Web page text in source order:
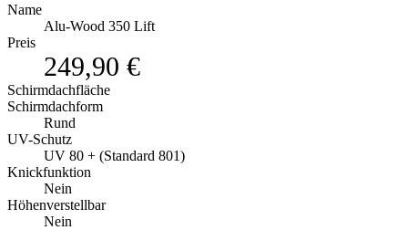
Name
Alu-Wood 350 Lift
Preis
249,90 €
Schirmdachfläche
Schirmdachform
Rund
UV-Schutz
UV 80 + (Standard 801)
Knickfunktion
Nein
Höhenverstellbar
Nein